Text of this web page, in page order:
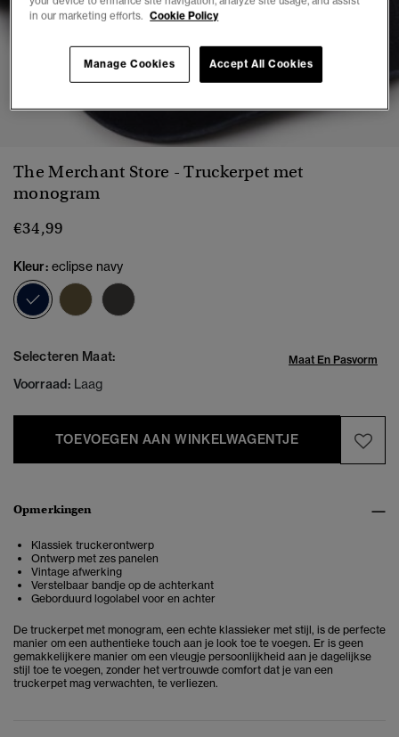
The Merchant Store - Truckerpet met
monogram
€34,99
Kleur: eclipse navy
geselecteerd
Selecteren Maat: Maat En Pasvorm
Voorraad: Laag
TOEVOEGEN AAN WINKELWAGENTJE
Opmerkingen
Klassiek truckerontwerp
Ontwerp met zes panelen
Vintage afwerking
Verstelbaar bandje op de achterkant
Geborduurd logolabel voor en achter
De truckerpet met monogram, een echte klassieker met stijl, is de perfecte
manier om een authentieke touch aan je look toe te voegen. Er is geen
gemakkelijkere manier om een ​​vleugje persoonlijkheid aan je dagelijkse
stijl toe te voegen, zonder het vertrouwde comfort dat je van een
truckerpet mag verwachten, te verliezen.
in our marketing efforts. Cookie Policy
Accept All Cookies
Manage Cookies